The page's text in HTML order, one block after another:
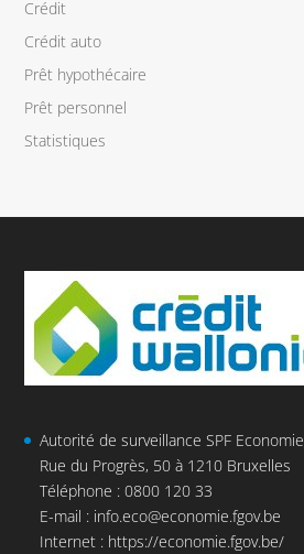
Crédit
Crédit auto
Prêt hypothécaire
Prêt personnel
Statistiques
Autorité de surveillance SPF Economie
Rue du Progrès, 50 à 1210 Bruxelles
Téléphone : 0800 120 33
E-mail : info.eco@economie.fgov.be
Internet : https://economie.fgov.be/